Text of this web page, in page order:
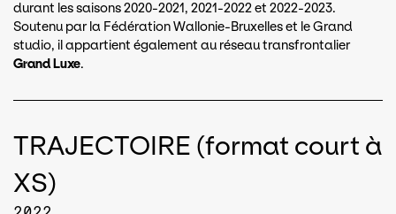
durant les saisons 2020-2021, 2021-2022 et 2022-2023.
Soutenu par la Fédération Wallonie-Bruxelles et le Grand
studio, il appartient également au réseau transfrontalier
Grand Luxe.
TRAJECTOIRE (format court à
XS)